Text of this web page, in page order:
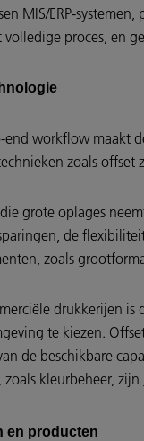
MIS/ERP-
proces, en
end workflow maakt
zoals offset
grote oplages
de
zoals
drukkerijen
te kiezen.
de beschikbare
kleurbeheer, zijn
en producten